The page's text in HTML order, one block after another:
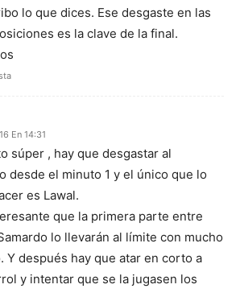
lo que dices. Ese desgaste en las
es la clave de la final.
En 14:31
súper , hay que desgastar al
desde el minuto 1 y el único que lo
es Lawal.
que la primera parte entre
lo llevarán al límite con mucho
Y después hay que atar en corto a
y intentar que se la jugasen los